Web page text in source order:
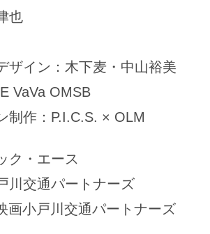
也
ザイン：木下麦・中山裕美
VaVa OMSB
制作：P.I.C.S. × OLM
ク・エース
川交通パートナーズ
画小戸川交通パートナーズ